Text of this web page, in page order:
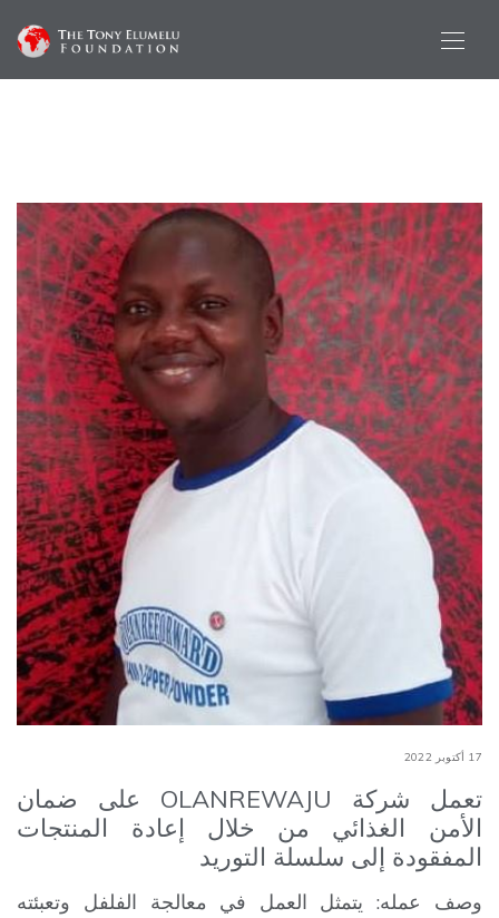
17 أكتوبر 2022
تعمل شركة OLANREWAJU على ضمان
الأمن الغذائي من خلال إعادة المنتجات
المفقودة إلى سلسلة التوريد
وصف عمله: يتمثل العمل في معالجة الفلفل وتعبئته